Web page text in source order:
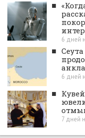
■
6 дней
■
6 дней
■
7 дней